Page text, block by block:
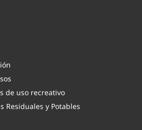
de uso recreativo
Residuales y Potables